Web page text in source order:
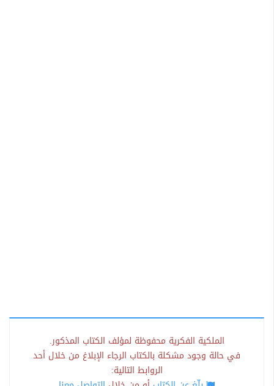
الملكية الفكرية محفوظة لمؤلف الكتاب المذكور.
في حالة وجود مشكلة بالكتاب الرجاء الإبلاغ من خلال أحد
الروابط التالية: